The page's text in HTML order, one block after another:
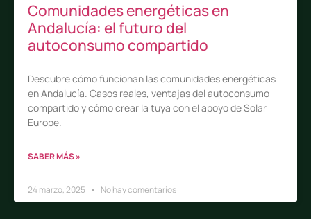
Comunidades energéticas en
Andalucía: el futuro del
autoconsumo compartido
Descubre cómo funcionan las comunidades energéticas
en Andalucía. Casos reales, ventajas del autoconsumo
compartido y cómo crear la tuya con el apoyo de Solar
Europe.
SABER MÁS »
24 marzo, 2025 No hay comentarios